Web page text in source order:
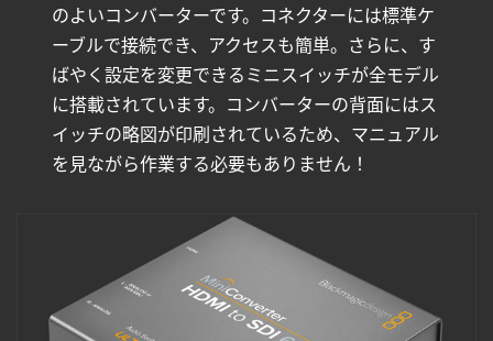
のよいコンバーターです。コネクターには標準ケ
ーブルで接続でき、アクセスも簡単。さらに、す
ばやく設定を変更できるミニスイッチが全モデル
に搭載されています。コンバーターの背面にはス
イッチの略図が印刷されているため、マニュアル
を見ながら作業する必要もありません！